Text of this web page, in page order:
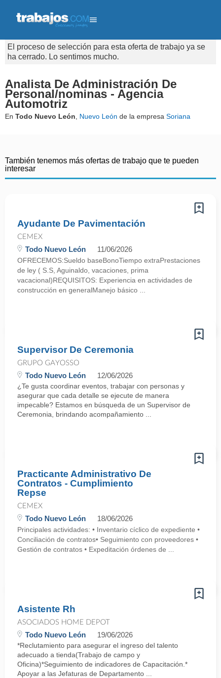
El proceso de selección para esta oferta de trabajo ya se
ha cerrado. Lo sentimos mucho.
Analista De Administración De
Personal/nominas - Agencia
Automotriz
En Todo Nuevo León Nuevo León de la empresa Soriana
También tenemos más ofertas de trabajo que te pueden
interesar
Ayudante De Pavimentación
CEMEX
Todo Nuevo León 11/06/2026
OFRECEMOS:Sueldo baseBonoTiempo extraPrestaciones
de ley ( S.S, Aguinaldo, vacaciones, prima
vacacional)REQUISITOS: Experiencia en actividades de
construcción en generalManejo básico ...
Supervisor De Ceremonia
GRUPO GAYOSSO
Todo Nuevo León 12/06/2026
¿Te gusta coordinar eventos, trabajar con personas y
asegurar que cada detalle se ejecute de manera
impecable? Estamos en búsqueda de un Supervisor de
Ceremonia, brindando acompañamiento ...
Practicante Administrativo De
Contratos - Cumplimiento
Repse
CEMEX
Todo Nuevo León 18/06/2026
Principales actividades: • Inventario cíclico de expediente •
Conciliación de contratos• Seguimiento con proveedores •
Gestión de contratos • Expeditación órdenes de ...
Asistente Rh
ASOCIADOS HOME DEPOT
Todo Nuevo León 19/06/2026
*Reclutamiento para asegurar el ingreso del talento
adecuado a tienda(Trabajo de campo y
Oficina)*Seguimiento de indicadores de Capacitación.*
Apoyar a las Jefaturas de Departamento ...